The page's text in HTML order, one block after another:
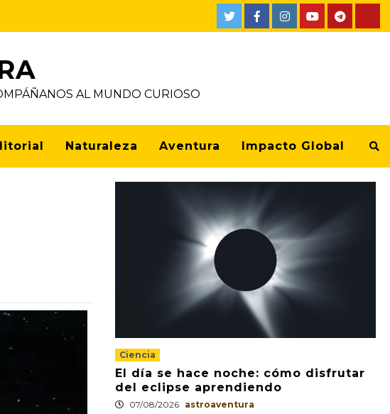
AL MUNDO CURIOSO
Naturaleza Aventura Impacto Global
Ciencia
El día se hace noche: cómo disfrutar
del eclipse aprendiendo
07/08/2026 astroaventura